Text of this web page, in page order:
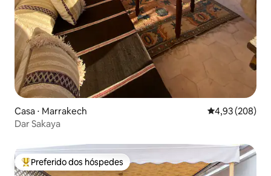
Casa ⋅ Marrakech 4,93 de uma
4,93 (208)
Dar Sakaya
Entre os melhores preferidos dos hóspedes
Preferido dos hóspedes